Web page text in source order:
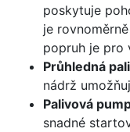
poskytuje
je
popruh je pro
Průhledná
nádrž
Palivová
snadné